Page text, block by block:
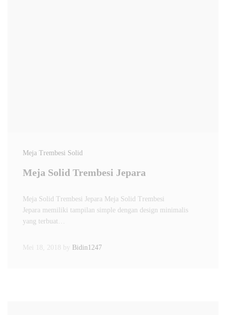
Meja Trembesi Solid
Meja Solid Trembesi Jepara
Meja Solid Trembesi Jepara Meja Solid Trembesi
Jepara memiliki tampilan simple dengan design minimalis
yang terbuat…
Mei 18, 2018 by Bidin1247